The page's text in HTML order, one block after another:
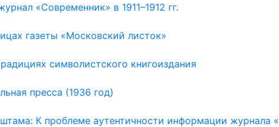
«Современник» в 1911–1912 гг.
газеты «Московский листок»
символистского книгоиздания
пресса (1936 год)
К проблеме аутентичности информации журнала